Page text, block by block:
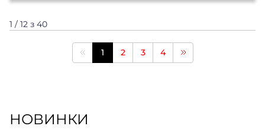
1 / 12 з 40
1 2 3 4
НОВИНКИ